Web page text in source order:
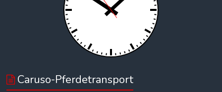
Caruso-Pferdetransport